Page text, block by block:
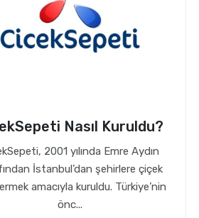
Nasıl Kuruldu?
2001 yılında Emre Aydın
İstanbul’dan şehirlere çiçek
amacıyla kuruldu. Türkiye’nin
önc...